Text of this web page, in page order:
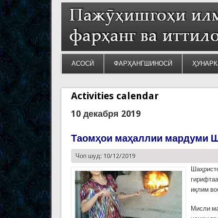
АСОСӢ ФАРҲАНГШИНОСӢ
Activities calendar
10 декабря 2019
Таомҳои маҳаллии мардуми
Чоп шуд: 10/12/2019
иқлим
Мисли